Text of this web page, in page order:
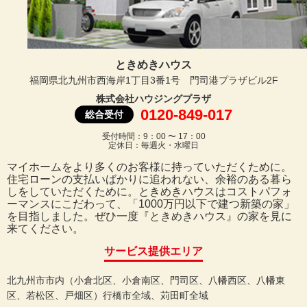
ときめきハウス
福岡県北九州市西海岸1丁目3番1号 門司港プラザビル2F
株式会社ハウジングプラザ
総合受付
0120-849-017
受付時間：9：00 〜 17：00
定休日：毎週火・水曜日
マイホームをより多くのお客様に持っていただくために。
住宅ローンの支払いばかりに追われない、余裕のある暮ら
しをしていただくために。ときめきハウスはコストパフォ
ーマンスにこだわって、「1000万円以下で建つ新築の家」
を目指しました。ぜひ一度『ときめきハウス』の家を見に
来てください。
サービス提供エリア
北九州市市内（小倉北区、小倉南区、門司区、八幡西区、八幡東
区、若松区、戸畑区）行橋市全域、苅田町全域